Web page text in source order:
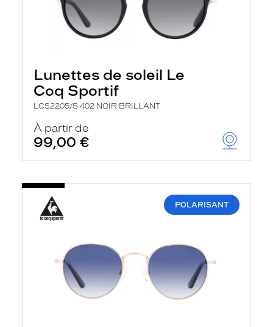
Lunettes de soleil Le
Coq Sportif
LCS2205/S 402 NOIR BRILLANT
À partir de
99,00 €
POLARISANT